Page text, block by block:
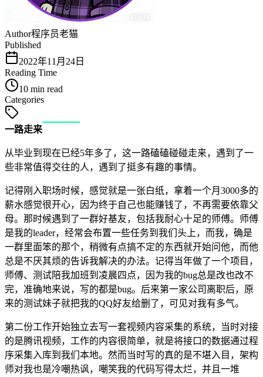
Author程序员老猫
Published
2022年11月24日
Reading Time
10 min read
Categories
一路走来
从毕业到现在已经5年多了，这一路磕磕碰碰走来，遇到了一
些非常值得交往的人，遇到了挺多有趣的事情。
记得刚入职场时候，感觉就是一张白纸，拿着一个月3000多的
薪水感觉很开心，因为终于自己也能赚钱了，不再需要依靠父
母。那时候遇到了一群好基友，包括我耐心十足的师傅。师傅
是我的leader，经常会布置一些任务到我们头上，而我，确是
一群里面笨的那个，稍微有点搞不定的东西就开始问他，而他
总是不厌其烦的告诉我解决的办法。记得当年做了一个项目，
师傅、测试陪我加班到凌晨四点，因为我的bug总是改也改不
完，准确地来说，写的都是bug。后来第一家公司离职后，原
来的测试妹子就把我的QQ好友给删了，可见对我有多气。
第二份工作开始独立去写一套视频内容采集的系统，当时对接
的是腾讯视频，工作的内容很简单，就是将接口的数据通过程
序采集入库到我们本地。然而当时写的真的是不堪入目，架构
师对我也是冷嘲热讽，嘲笑我的代码写得太烂，并且一堆